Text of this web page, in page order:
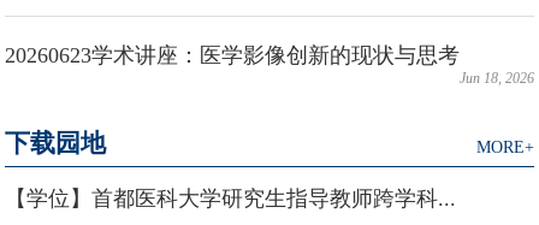
20260623学术讲座：医学影像创新的现状与思考
Jun 18, 2026
MORE+
下载园地
【学位】首都医科大学研究生指导教师跨学科...